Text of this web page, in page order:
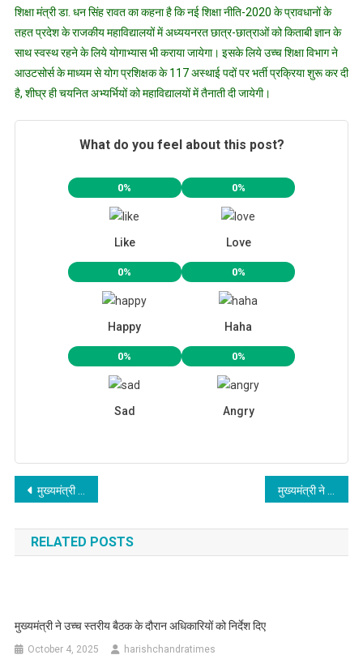
शिक्षा मंत्री डा. धन सिंह रावत का कहना है कि नई शिक्षा नीति-2020 के प्रावधानों के
तहत प्रदेश के राजकीय महाविद्यालयों में अध्ययनरत छात्र-छात्राओं को किताबी ज्ञान के
साथ स्वस्थ रहने के लिये योगाभ्यास भी कराया जायेगा। इसके लिये उच्च शिक्षा विभाग ने
आउटसोर्स के माध्यम से योग प्रशिक्षक के 117 अस्थाई पदों पर भर्ती प्रक्रिया शुरू कर दी
है, शीघ्र ही चयनित अभ्यर्भियों को महाविद्यालयों में तैनाती दी जायेगी।
What do you feel about this post?
0%
Like
0%
Love
0%
Happy
0%
Haha
0%
Sad
0%
Angry
Post
navigation
मुख्यमंत्री आवास में धूमधाम से मनाया गया लोकपर्व फूल देई
RELATED POSTS
मुख्यमंत्री ने उच्च स्तरीय बैठक के दौरान अधिकारियों को निर्देश दिए
October 4, 2025 harishchandratimes